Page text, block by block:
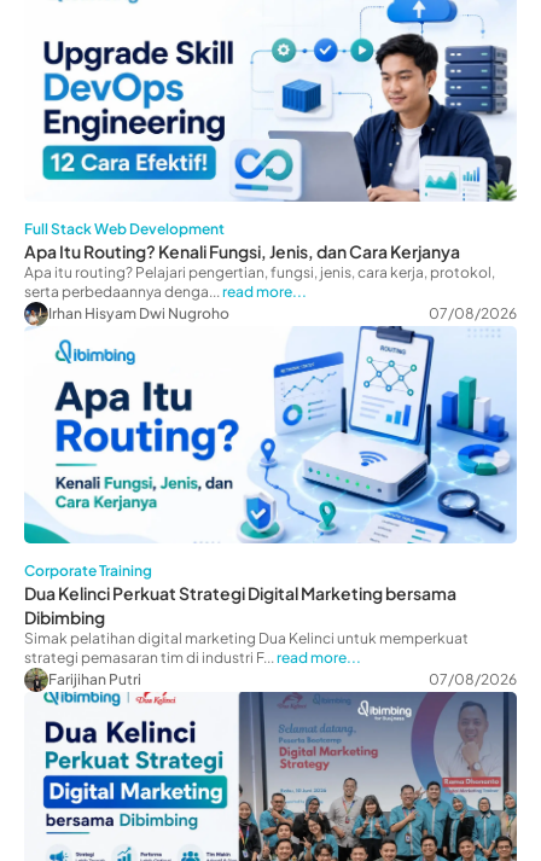
Full Stack Web Development
Apa Itu Routing? Kenali Fungsi, Jenis, dan Cara Kerjanya
Apa itu routing? Pelajari pengertian, fungsi, jenis, cara kerja, protokol,
serta perbedaannya denga...read more...
Irhan Hisyam Dwi Nugroho
07/08/2026
Corporate Training
Dua Kelinci Perkuat Strategi Digital Marketing bersama
Dibimbing
Simak pelatihan digital marketing Dua Kelinci untuk memperkuat
strategi pemasaran tim di industri F...read more...
Farijihan Putri
07/08/2026